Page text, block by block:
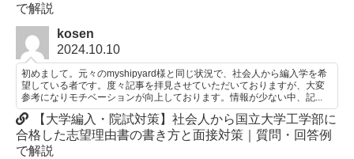
で解説
kosen
2024.10.10
初めまして。元々のmyshipyard様と同じ状況で、社会人から編入学を希
望している者です。度々記事を拝見させていただいておりますが、大変
参考になりモチベーションが向上しております。情報が少ない中、記...
【大学編入・院試対策】社会人から国立大学工学部に
合格した志望理由書の書き方と面接対策｜質問・回答例
で解説